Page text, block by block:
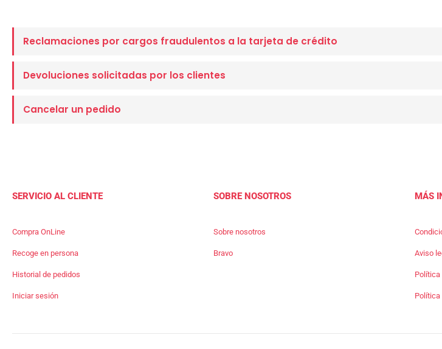
Reclamaciones por cargos fraudulentos a la tarjeta de crédito
Devoluciones solicitadas por los clientes
Cancelar un pedido
SERVICIO AL CLIENTE
Compra OnLine
Recoge en persona
Historial de pedidos
Iniciar sesión
SOBRE NOSOTROS
Sobre nosotros
Bravo
MÁS
Aviso
Política
Política